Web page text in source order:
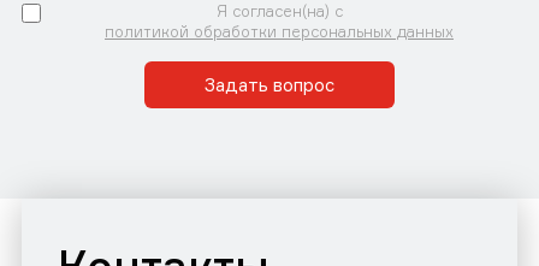
Я согласен(на) с
политикой обработки персональных данных
Задать вопрос